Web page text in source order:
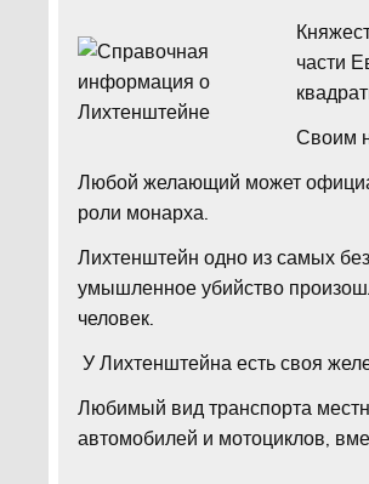
части
Своим
Любой желающий может
роли монарха.
Лихтенштейн одно из самых
умышленное убийство
человек.
У Лихтенштейна есть своя
Любимый вид транспорта
автомобилей и мотоциклов,